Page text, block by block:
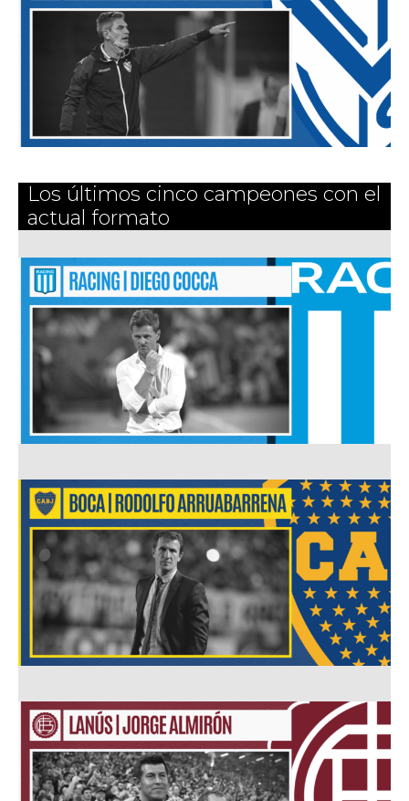
Los últimos cinco campeones con el
actual formato